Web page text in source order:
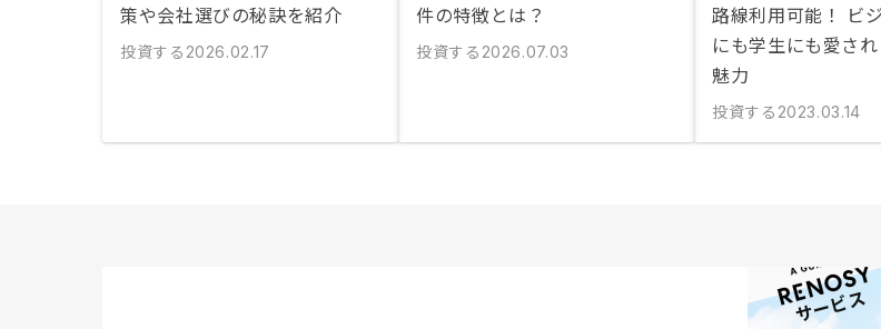
策や会社選びの秘訣を紹介
投資する 2026.02.17
件の特徴とは？
投資する 2026.07.03
路線利用可能！ ビ
にも学生にも愛さ
魅力
投資する 2023.03.14